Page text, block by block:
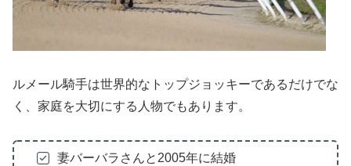
ルメール騎手は世界的なトップジョッキーであるだけでな
く、家庭を大切にする人物でもあります。
妻バーバラさんと2005年に結婚